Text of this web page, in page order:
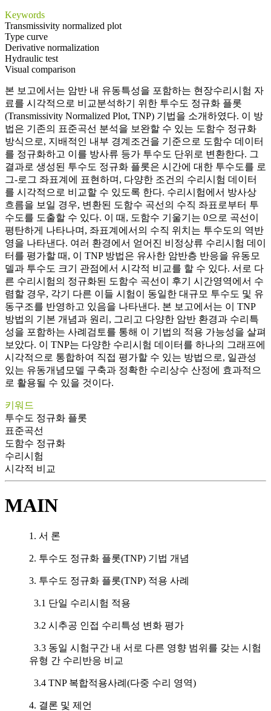
Keywords
Transmissivity normalized plot
Type curve
Derivative normalization
Hydraulic test
Visual comparison
본 보고에서는 암반 내 유동특성을 포함하는 현장수리시험 자
료를 시각적으로 비교분석하기 위한 투수도 정규화 플롯
(Transmissivity Normalized Plot, TNP) 기법을 소개하였다. 이 방
법은 기존의 표준곡선 분석을 보완할 수 있는 도함수 정규화
방식으로, 지배적인 내부 경계조건을 기준으로 도함수 데이터
를 정규화하고 이를 방사류 등가 투수도 단위로 변환한다. 그
결과로 생성된 투수도 정규화 플롯은 시간에 대한 투수도를 로
그-로그 좌표계에 표현하며, 다양한 조건의 수리시험 데이터
를 시각적으로 비교할 수 있도록 한다. 수리시험에서 방사상
흐름을 보일 경우, 변환된 도함수 곡선의 수직 좌표로부터 투
수도를 도출할 수 있다. 이 때, 도함수 기울기는 0으로 곡선이
평탄하게 나타나며, 좌표계에서의 수직 위치는 투수도의 역반
영을 나타낸다. 여러 환경에서 얻어진 비정상류 수리시험 데이
터를 평가할 때, 이 TNP 방법은 유사한 암반층 반응을 유동모
델과 투수도 크기 관점에서 시각적 비교를 할 수 있다. 서로 다
른 수리시험의 정규화된 도함수 곡선이 후기 시간영역에서 수
렴할 경우, 각기 다른 이들 시험이 동일한 대규모 투수도 및 유
동구조를 반영하고 있음을 나타낸다. 본 보고에서는 이 TNP
방법의 기본 개념과 원리, 그리고 다양한 암반 환경과 수리특
성을 포함하는 사례검토를 통해 이 기법의 적용 가능성을 살펴
보았다. 이 TNP는 다양한 수리시험 데이터를 하나의 그래프에
시각적으로 통합하여 직접 평가할 수 있는 방법으로, 일관성
있는 유동개념모델 구축과 정확한 수리상수 산정에 효과적으
로 활용될 수 있을 것이다.
키워드
투수도 정규화 플롯
표준곡선
도함수 정규화
수리시험
시각적 비교
MAIN
1. 서 론
2. 투수도 정규화 플롯(TNP) 기법 개념
3. 투수도 정규화 플롯(TNP) 적용 사례
3.1 단일 수리시험 적용
3.2 시추공 인접 수리특성 변화 평가
3.3 동일 시험구간 내 서로 다른 영향 범위를 갖는 시험
유형 간 수리반응 비교
3.4 TNP 복합적용사례(다중 수리 영역)
4. 결론 및 제언